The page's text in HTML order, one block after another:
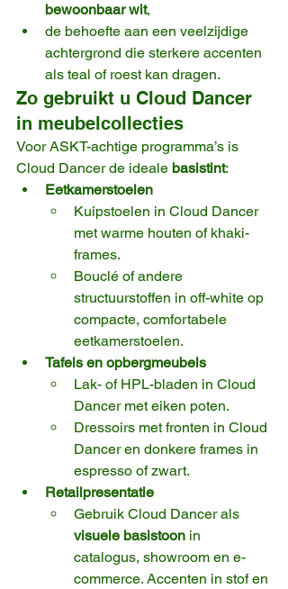
bewoonbaar wit,
de behoefte aan een veelzijdige
achtergrond die sterkere accenten
als teal of roest kan dragen.
Zo gebruikt u Cloud Dancer
in meubelcollecties
Voor ASKT-achtige programma’s is
Cloud Dancer de ideale basis­tint:
Eetkamerstoelen
Kuipstoelen in Cloud Dancer
met warme houten of khaki-
frames.
Bouclé of andere
structuurstoffen in off-white op
compacte, comfortabele
eetkamerstoelen.
Tafels en opbergmeubels
Lak- of HPL-bladen in Cloud
Dancer met eiken poten.
Dressoirs met fronten in Cloud
Dancer en donkere frames in
espresso of zwart.
Retailpresentatie
Gebruik Cloud Dancer als
visuele basis­toon in
catalogus, showroom en e-
commerce. Accenten in stof en